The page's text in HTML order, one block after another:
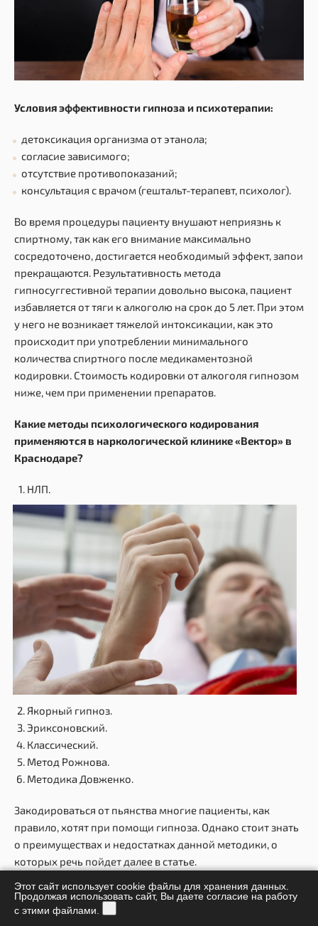
Условия эффективности гипноза и психотерапии:
детоксикация организма от этанола;
согласие зависимого;
отсутствие противопоказаний;
консультация с врачом (гештальт-терапевт, психолог).
Во время процедуры пациенту внушают неприязнь к
спиртному, так как его внимание максимально
сосредоточено, достигается необходимый эффект, запои
прекращаются. Результативность метода
гипносуггестивной терапии довольно высока, пациент
избавляется от тяги к алкоголю на срок до 5 лет. При этом
у него не возникает тяжелой интоксикации, как это
происходит при употреблении минимального
количества спиртного после медикаментозной
кодировки. Стоимость кодировки от алкоголя гипнозом
ниже, чем при применении препаратов.
Какие методы психологического кодирования
применяются в наркологической клинике «Вектор» в
Краснодаре?
НЛП.
Якорный гипноз.
Эриксоновский.
Классический.
Метод Рожнова.
Методика Довженко.
Закодироваться от пьянства многие пациенты, как
правило, хотят при помощи гипноза. Однако стоит знать
о преимуществах и недостатках данной методики, о
которых речь пойдет далее в статье.
КАК ПРОХОДИТ КОДИРОВАНИЕ ОТ
АЛКОГОЛЯ ГИПНОЗОМ И ПО ДОВЖЕНКО?
Этот сайт использует cookie файлы для хранения данных.
Продолжая использовать сайт, Вы даете согласие на работу
с этими файлами.